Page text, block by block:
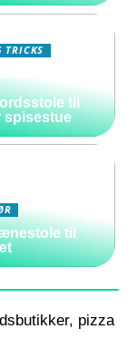
TRICKS
danske
til
spisestue
til
pizza